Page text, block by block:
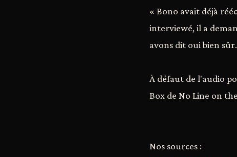
« Bono avait déjà
interviewé, il a
avons dit oui bien
À défaut de l'audio
Box de No Line on
Nos sources :